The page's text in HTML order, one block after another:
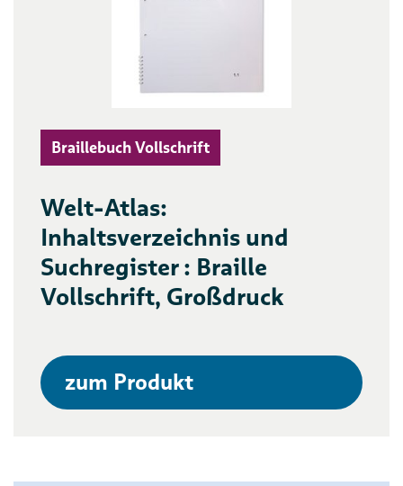
Braillebuch Vollschrift
Welt-Atlas:
Inhaltsverzeichnis und
Suchregister : Braille
Vollschrift, Großdruck
zum Produkt